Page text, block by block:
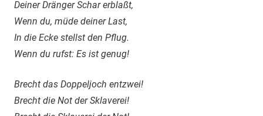
Deiner Dränger Schar erblaßt,
Wenn du, müde deiner Last,
In die Ecke stellst den Pflug.
Wenn du rufst: Es ist genug!
Brecht das Doppeljoch entzwei!
Brecht die Not der Sklaverei!